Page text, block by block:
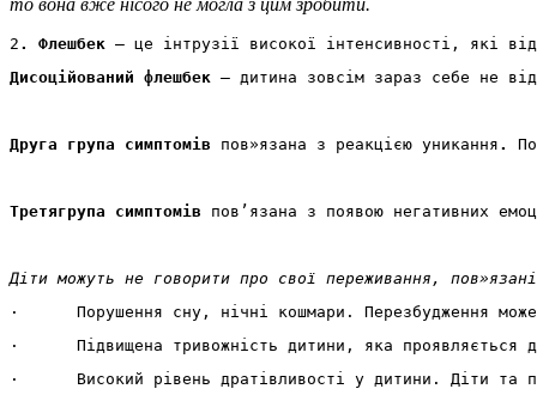
2 . Флешбек – це інтрузії високої інтенсивності, які
Дисоційований флешбек – дитина зовсім зараз себе не
Друга група симптомів пов»язана з реакцією уникання .
Третягрупа симптомі в пов’язана з появою негативних
Діти можуть не говорити про свої переживання,
·      Порушення сну, нічні кошмари. Перезбудження
·      Підвищена тривожність дитини, яка
·      Високий рівень дратівливості у дитини. Діти